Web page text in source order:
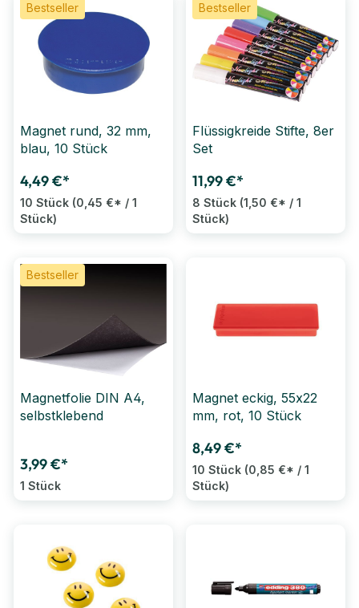
Bestseller
Magnet rund, 32 mm,
blau, 10 Stück
4,49 €*
10 Stück (0,45 €* / 1
Stück)
Bestseller
Flüssigkreide Stifte, 8er
Set
11,99 €*
8 Stück (1,50 €* / 1
Stück)
Bestseller
Magnetfolie DIN A4,
selbstklebend
3,99 €*
1 Stück
Magnet eckig, 55x22
mm, rot, 10 Stück
8,49 €*
10 Stück (0,85 €* / 1
Stück)